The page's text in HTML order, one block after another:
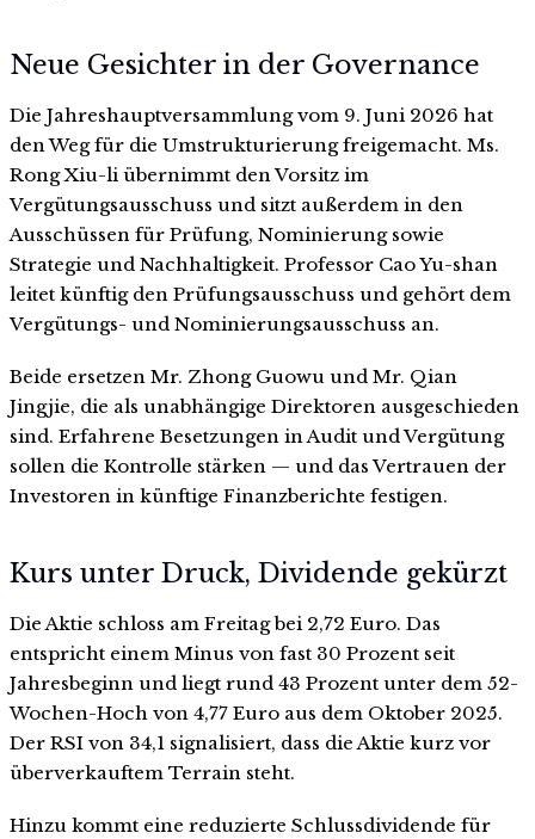
Neue Gesichter in der Governance
Die Jahreshauptversammlung vom 9. Juni 2026 hat
den Weg für die Umstrukturierung freigemacht. Ms.
Rong Xiu-li übernimmt den Vorsitz im
Vergütungsausschuss und sitzt außerdem in den
Ausschüssen für Prüfung, Nominierung sowie
Strategie und Nachhaltigkeit. Professor Cao Yu-shan
leitet künftig den Prüfungsausschuss und gehört dem
Vergütungs- und Nominierungsausschuss an.
Beide ersetzen Mr. Zhong Guowu und Mr. Qian
Jingjie, die als unabhängige Direktoren ausgeschieden
sind. Erfahrene Besetzungen in Audit und Vergütung
sollen die Kontrolle stärken — und das Vertrauen der
Investoren in künftige Finanzberichte festigen.
Kurs unter Druck, Dividende gekürzt
Die Aktie schloss am Freitag bei 2,72 Euro. Das
entspricht einem Minus von fast 30 Prozent seit
Jahresbeginn und liegt rund 43 Prozent unter dem 52-
Wochen-Hoch von 4,77 Euro aus dem Oktober 2025.
Der RSI von 34,1 signalisiert, dass die Aktie kurz vor
überverkauftem Terrain steht.
Hinzu kommt eine reduzierte Schlussdividende für